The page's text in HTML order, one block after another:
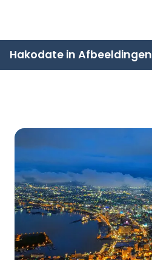
Hakodate in Afbeeldingen